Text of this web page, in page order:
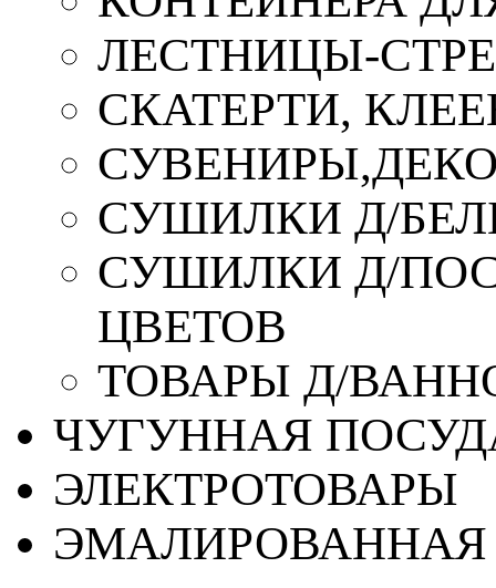
ЛЕСТНИЦЫ-
СКАТЕРТИ,
СУШИЛКИ Д/
СУШИЛКИ Д/
ЦВЕТОВ
ТОВАРЫ Д/
ЧУГУННАЯ
ЭЛЕКТРОТОВАРЫ
ЭМАЛИРОВАННАЯ